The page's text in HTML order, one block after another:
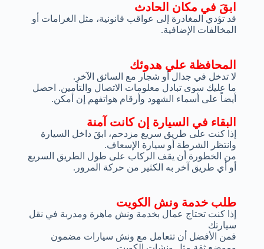
ابقَ في مكان الحادث
قد تؤدي المغادرة إلى عواقب قانونية، مثل الغرامات أو
المخالفات الإضافية.
البقاء في السيارة إن كانت آمنة
إذا كنت على طريق سريع مزدحم، ابقَ داخل السيارة
وانتظر الشرطة أو سيارة الإسعاف.
من الخطورة أن يقف الركاب على طول الطريق السريع
أو أي طريق آخر به الكثير من حركة المرور.
المحافظة علي هدوئك
لا تدخل في جدال أو شجار مع السائق الآخر.
ما عليك سوى تبادل معلومات الاتصال والتأمين. احصل
أيضاً على أسماء الشهود وأرقام هواتفهم إن أمكن.
طلب خدمة ونش الكويت
إذا كنت تحتاج عمال بخدمة ونش ماهرة ومدربة في نقل
سيارتك
فمن الأفضل أن تتعامل مع ونش سيارات مضمون